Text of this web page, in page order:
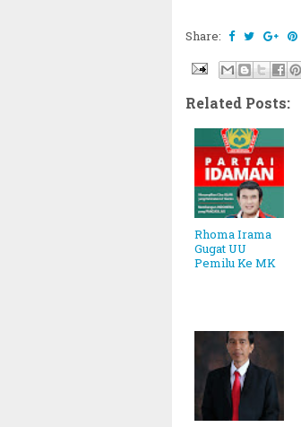
Share:
Related Posts:
Rhoma Irama
Gugat UU
Pemilu Ke MK